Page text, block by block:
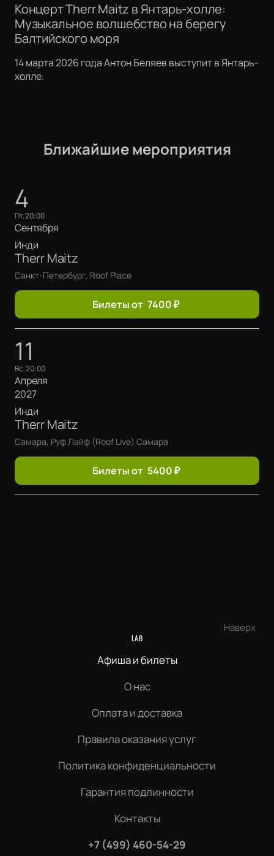
Концерт Therr Maitz в Янтарь-холле:
Музыкальное волшебство на берегу
Балтийского моря
14 марта 2026 года Антон Беляев выступит в Янтарь-
холле.
Ближайшие мероприятия
4
пт, 20:00
Сентября
Инди
Therr Maitz
Санкт-Петербург, Roof Place
Билеты от 7400₽
11
вс, 20:00
Апреля
2027
Инди
Therr Maitz
Самара, Руф Лайф (Roof Live) Самара
Билеты от 5400₽
Наверх
LAB
Афиша и билеты
О нас
Оплата и доставка
Правила оказания услуг
Политика конфиденциальности
Гарантия подлинности
Контакты
+7 (499) 460-54-29